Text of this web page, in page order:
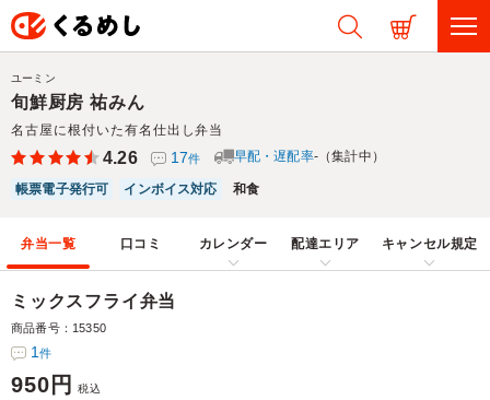
旬鮮厨房 祐みん
名古屋に根付いた有名仕出し弁当
ユーミン
4.26 17件 早配・遅配率-（集計中）
帳票電子発行可 インボイス対応 和食
弁当一覧 口コミ カレンダー 配達エリア キャンセル規定
ミックスフライ弁当
商品番号：15350
1件
950円 税込